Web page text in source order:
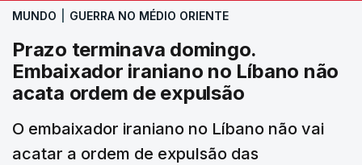
MUNDO GUERRA NO MÉDIO ORIENTE
Prazo terminava domingo.
Embaixador iraniano no Líbano não
acata ordem de expulsão
O embaixador iraniano no Líbano não vai
acatar a ordem de expulsão das